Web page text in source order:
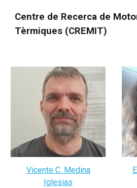
Centre de Recerca de
Tèrmiques (CREMIT)
Vicente C. Medina
Iglesias